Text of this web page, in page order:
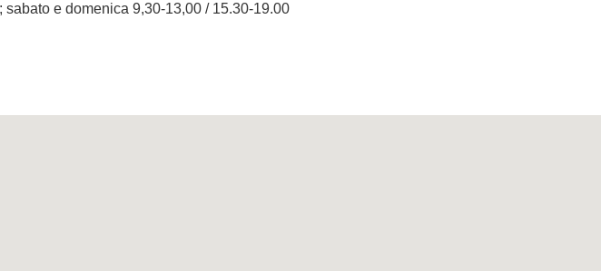
e domenica 9,30-13,00 / 15.30-19.00